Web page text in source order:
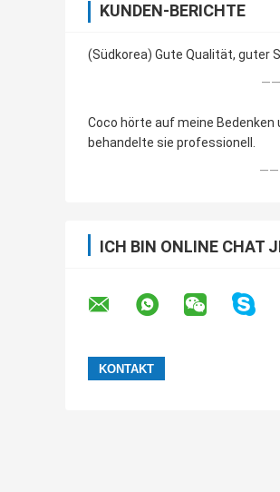
KUNDEN-BERICHTE
(Südkorea) Gute Qualität, guter
——
Coco hörte auf meine Bedenken
behandelte sie professionell.
——
ICH BIN ONLINE CHAT